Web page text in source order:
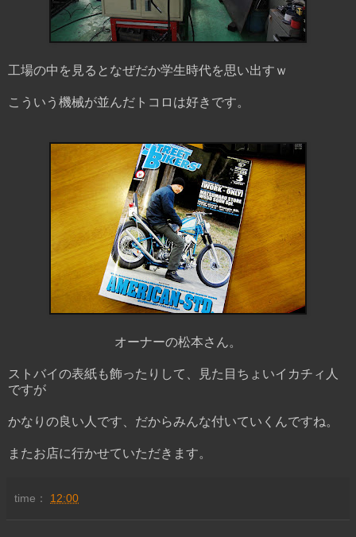
工場の中を見るとなぜだか学生時代を思い出すｗ
こういう機械が並んだトコロは好きです。
オーナーの松本さん。
ストバイの表紙も飾ったりして、見た目ちょいイカチィ人
ですが
かなりの良い人です、だからみんな付いていくんですね。
またお店に行かせていただきます。
time： 12:00